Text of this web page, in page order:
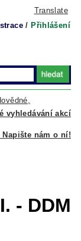
Translate
/ Přihlášení
vyhledávání akcí
nám o ní!
- DDM